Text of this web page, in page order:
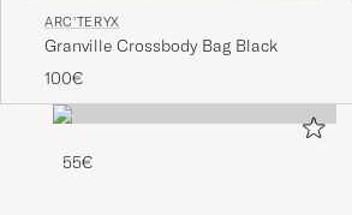
ARC'TERYX
Granville Crossbody Bag Black
100€
55€